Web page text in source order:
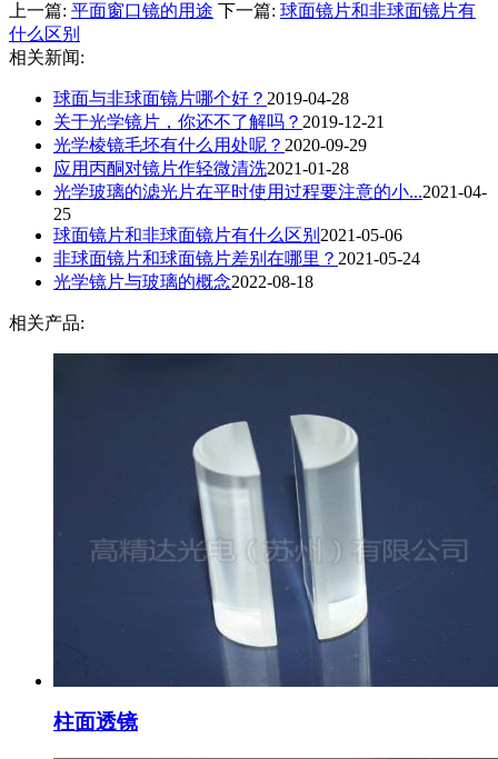
上一篇: 平面窗口镜的用途 下一篇: 球面镜片和非球面镜片有
什么区别
相关新闻:
球面与非球面镜片哪个好？ 2019-04-28
关于光学镜片，你还不了解吗？ 2019-12-21
光学棱镜毛坯有什么用处呢？ 2020-09-29
应用丙酮对镜片作轻微清洗2021-01-28
光学玻璃的滤光片在平时使用过程要注意的小...2021-04-
25
球面镜片和非球面镜片有什么区别 2021-05-06
非球面镜片和球面镜片差别在哪里？ 2021-05-24
光学镜片与玻璃的概念2022-08-18
相关产品:
柱面透镜